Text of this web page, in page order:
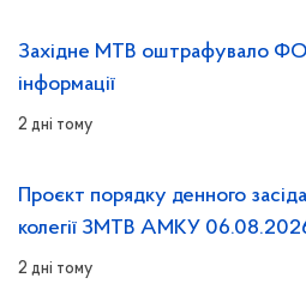
Західне МТВ оштрафувало
інформації
2 дні тому
Проєкт порядку денного
колегії ЗМТВ АМКУ
2 дні тому